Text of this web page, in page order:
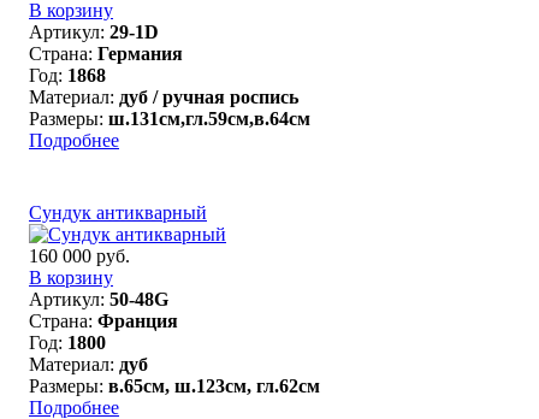
В корзину
Артикул: 29-1D
Страна: Германия
Год: 1868
Материал: дуб / ручная роспись
Размеры: ш.131см,гл.59см,в.64см
Подробнее
Сундук антикварный
160 000 руб.
В корзину
Артикул: 50-48G
Страна: Франция
Год: 1800
Материал: дуб
Размеры: в.65см, ш.123см, гл.62см
Подробнее